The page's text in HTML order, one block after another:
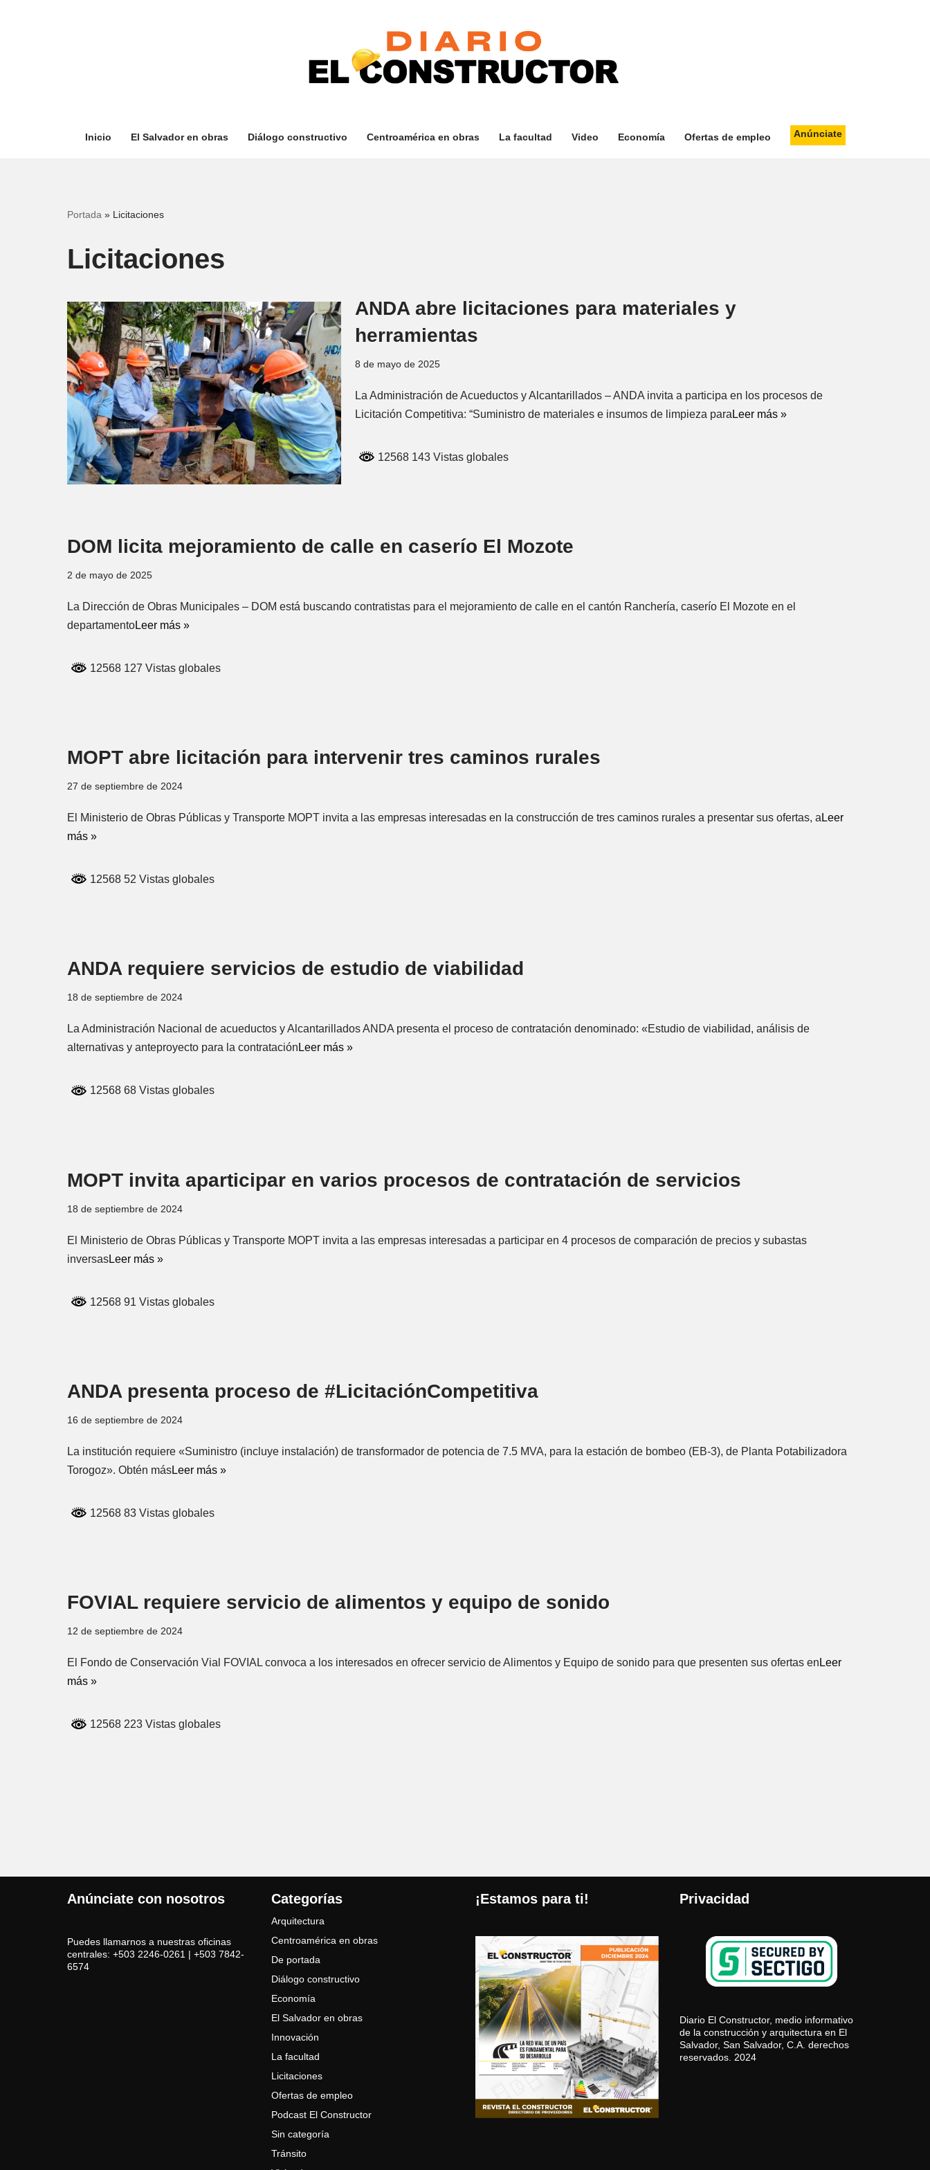
Inicio El Salvador en obras Diálogo constructivo Centroamérica en obras La facultad Video Economía Ofertas de empleo Anúnciate
Portada » Licitaciones
Licitaciones
ANDA abre licitaciones para materiales y
herramientas
8 de mayo de 2025
La Administración de Acueductos y Alcantarillados – ANDA invita a participa en los procesos de
Licitación Competitiva: “Suministro de materiales e insumos de limpieza para Leer más »
12568 143 Vistas globales
DOM licita mejoramiento de calle en caserío El Mozote
2 de mayo de 2025
La Dirección de Obras Municipales – DOM está buscando contratistas para el mejoramiento de calle en el cantón Ranchería, caserío El Mozote en el
departamentoLeer más »
12568 127 Vistas globales
MOPT abre licitación para intervenir tres caminos rurales
27 de septiembre de 2024
El Ministerio de Obras Públicas y Transporte MOPT invita a las empresas interesadas en la construcción de tres caminos rurales a presentar sus ofertas, a Leer
más »
12568 52 Vistas globales
ANDA requiere servicios de estudio de viabilidad
18 de septiembre de 2024
La Administración Nacional de acueductos y Alcantarillados ANDA presenta el proceso de contratación denominado: «Estudio de viabilidad, análisis de
alternativas y anteproyecto para la contrataciónLeer más »
12568 68 Vistas globales
MOPT invita aparticipar en varios procesos de contratación de servicios
18 de septiembre de 2024
El Ministerio de Obras Públicas y Transporte MOPT invita a las empresas interesadas a participar en 4 procesos de comparación de precios y subastas
inversasLeer más »
12568 91 Vistas globales
ANDA presenta proceso de #LicitaciónCompetitiva
16 de septiembre de 2024
La institución requiere «Suministro (incluye instalación) de transformador de potencia de 7.5 MVA, para la estación de bombeo (EB-3), de Planta Potabilizadora
Torogoz». Obtén másLeer más »
12568 83 Vistas globales
FOVIAL requiere servicio de alimentos y equipo de sonido
12 de septiembre de 2024
El Fondo de Conservación Vial FOVIAL convoca a los interesados en ofrecer servicio de Alimentos y Equipo de sonido para que presenten sus ofertas en Leer
más »
12568 223 Vistas globales
Anúnciate con nosotros
Puedes llamarnos a nuestras oficinas
centrales: +503 2246-0261 | +503 7842-
6574
Categorías
Arquitectura
Centroamérica en obras
De portada
Diálogo constructivo
Economía
El Salvador en obras
Innovación
La facultad
Licitaciones
Ofertas de empleo
Podcast El Constructor
Sin categoría
Tránsito
¡Estamos para ti! Privacidad
Diario El Constructor, medio informativo
de la construcción y arquitectura en El
Salvador, San Salvador, C.A. derechos
reservados. 2024